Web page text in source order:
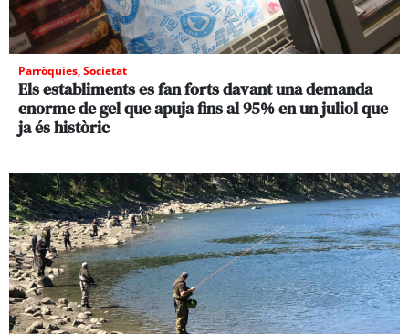
Parròquies,Societat
Els establiments es fan forts davant una demanda
enorme de gel que apuja fins al 95% en un juliol que
ja és històric